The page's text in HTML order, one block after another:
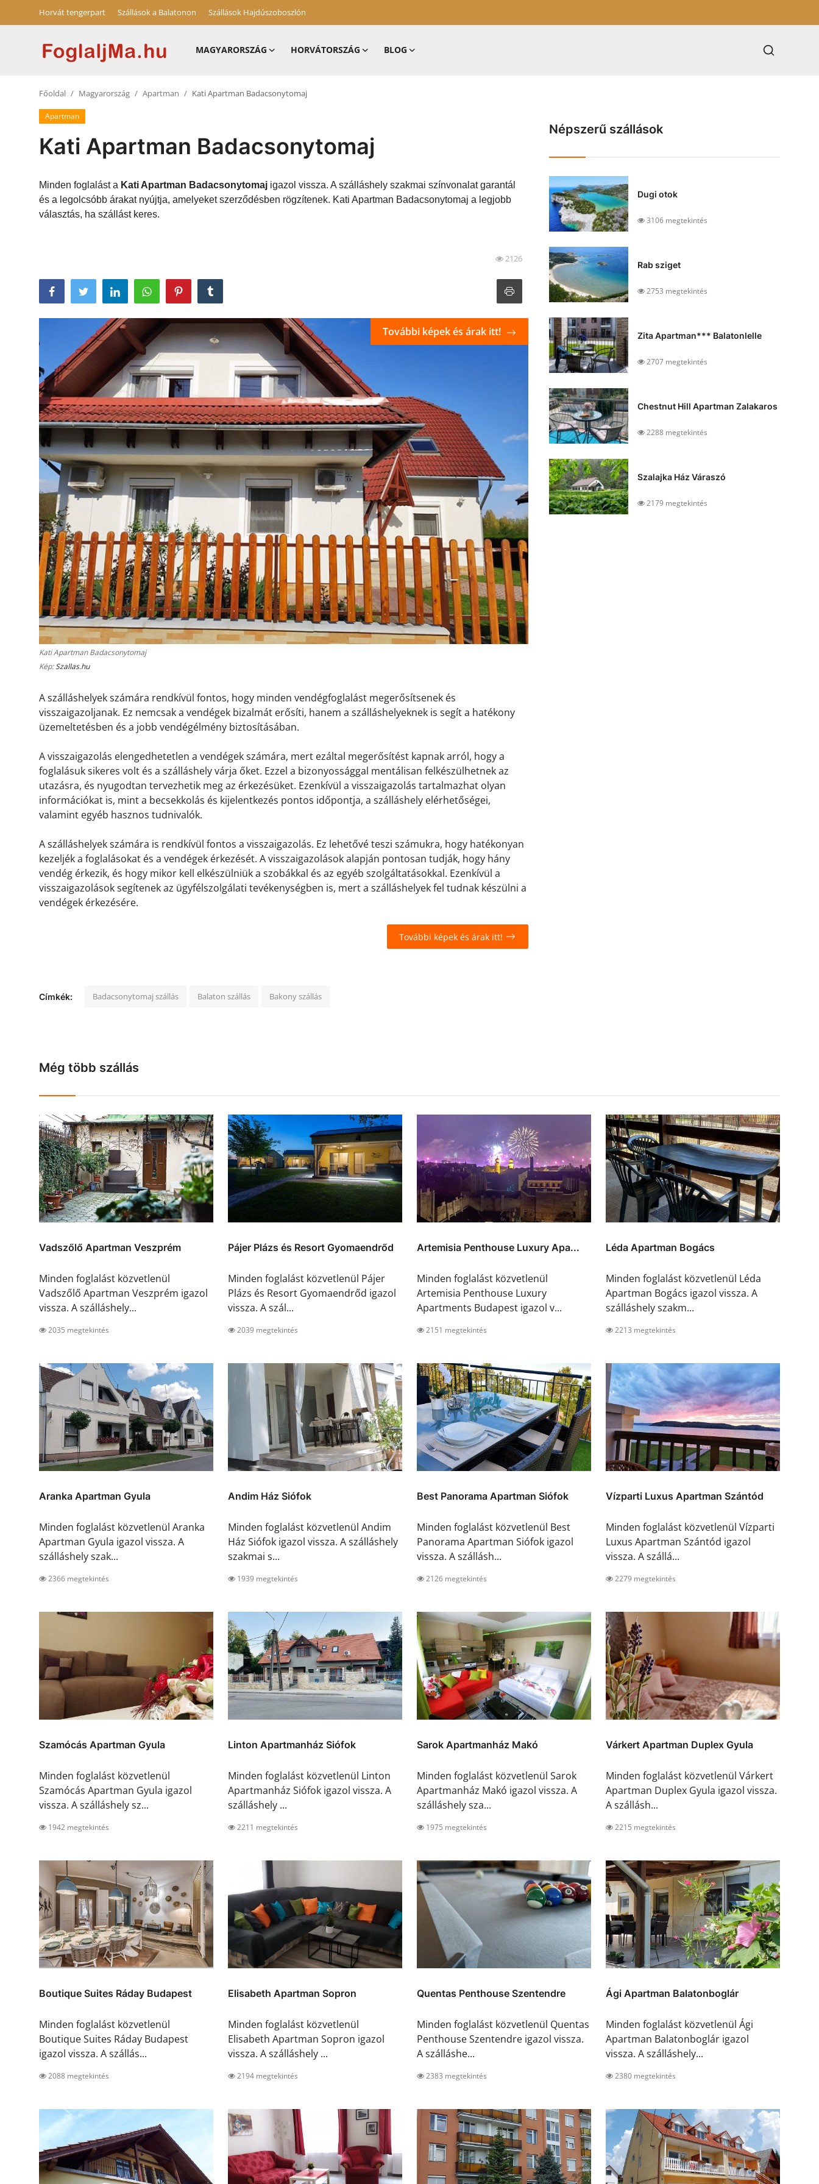
Horvát tengerpart Szállások a Balatonon Szállások Hajdúszoboszlón
MAGYARORSZÁG HORVÁTORSZÁG BLOG
Szállások a Balatonon
Szállások Hajdúszoboszlón
Főoldal Magyarország Apartman Kati Apartman Badacsonytomaj
Apartman
Kati Apartman Badacsonytomaj
Minden foglalást a Kati Apartman Badacsonytomaj igazol vissza. A szálláshely szakmai színvonalat garantál
és a legolcsóbb árakat nyújtja, amelyeket szerződésben rögzítenek. Kati Apartman Badacsonytomaj a legjobb
választás, ha szállást keres.
2126
Kati Apartman Badacsonytomaj
Kép:Szallas.hu
További képek és árak itt!
A szálláshelyek számára rendkívül fontos, hogy minden vendégfoglalást megerősítsenek és
visszaigazoljanak. Ez nemcsak a vendégek bizalmát erősíti, hanem a szálláshelyeknek is segít a hatékony
üzemeltetésben és a jobb vendégélmény biztosításában.
A visszaigazolás elengedhetetlen a vendégek számára, mert ezáltal megerősítést kapnak arról, hogy a
foglalásuk sikeres volt és a szálláshely várja őket. Ezzel a bizonyossággal mentálisan felkészülhetnek az
utazásra, és nyugodtan tervezhetik meg az érkezésüket. Ezenkívül a visszaigazolás tartalmazhat olyan
információkat is, mint a becsekkolás és kijelentkezés pontos időpontja, a szálláshely elérhetőségei,
valamint egyéb hasznos tudnivalók.
A szálláshelyek számára is rendkívül fontos a visszaigazolás. Ez lehetővé teszi számukra, hogy hatékonyan
kezeljék a foglalásokat és a vendégek érkezését. A visszaigazolások alapján pontosan tudják, hogy hány
vendég érkezik, és hogy mikor kell elkészülniük a szobákkal és az egyéb szolgáltatásokkal. Ezenkívül a
visszaigazolások segítenek az ügyfélszolgálati tevékenységben is, mert a szálláshelyek fel tudnak készülni a
vendégek érkezésére.
További képek és árak itt!
Címkék: Badacsonytomaj szállás Balaton szállás Bakony szállás
Népszerű szállások
Dugi otok
3106 megtekintés
Rab sziget
2753 megtekintés
Zita Apartman*** Balatonlelle
2707 megtekintés
Chestnut Hill Apartman Zalakaros
2288 megtekintés
Szalajka Ház Váraszó
2179 megtekintés
Még több szállás
Vadszőlő Apartman Veszprém
Minden foglalást közvetlenül
Vadszőlő Apartman Veszprém igazol
vissza. A szálláshely...
2035 megtekintés
Pájer Plázs és Resort Gyomaendrőd
Minden foglalást közvetlenül Pájer
Plázs és Resort Gyomaendrőd igazol
vissza. A szál...
2039 megtekintés
Artemisia Penthouse Luxury Apa...
Minden foglalást közvetlenül
Artemisia Penthouse Luxury
Apartments Budapest igazol v...
2151 megtekintés
Léda Apartman Bogács
Minden foglalást közvetlenül Léda
Apartman Bogács igazol vissza. A
szálláshely szakm...
2213 megtekintés
Aranka Apartman Gyula
Minden foglalást közvetlenül Aranka
Apartman Gyula igazol vissza. A
szálláshely szak...
2366 megtekintés
Andim Ház Siófok
Minden foglalást közvetlenül Andim
Ház Siófok igazol vissza. A szálláshely
szakmai s...
1939 megtekintés
Best Panorama Apartman Siófok
Minden foglalást közvetlenül Best
Panorama Apartman Siófok igazol
vissza. A szállásh...
2126 megtekintés
Vízparti Luxus Apartman Szántód
Minden foglalást közvetlenül Vízparti
Luxus Apartman Szántód igazol
vissza. A szállá...
2279 megtekintés
Szamócás Apartman Gyula
Minden foglalást közvetlenül
Szamócás Apartman Gyula igazol
vissza. A szálláshely sz...
1942 megtekintés
Linton Apartmanház Siófok
Minden foglalást közvetlenül Linton
Apartmanház Siófok igazol vissza. A
szálláshely ...
2211 megtekintés
Sarok Apartmanház Makó
Minden foglalást közvetlenül Sarok
Apartmanház Makó igazol vissza. A
szálláshely sza...
1975 megtekintés
Várkert Apartman Duplex Gyula
Minden foglalást közvetlenül Várkert
Apartman Duplex Gyula igazol vissza.
A szállásh...
2215 megtekintés
Boutique Suites Ráday Budapest
Minden foglalást közvetlenül
Boutique Suites Ráday Budapest
igazol vissza. A szállás...
2088 megtekintés
Elisabeth Apartman Sopron
Minden foglalást közvetlenül
Elisabeth Apartman Sopron igazol
vissza. A szálláshely ...
2194 megtekintés
Quentas Penthouse Szentendre
Minden foglalást közvetlenül Quentas
Penthouse Szentendre igazol vissza.
A szálláshe...
2383 megtekintés
Ági Apartman Balatonboglár
Minden foglalást közvetlenül Ági
Apartman Balatonboglár igazol
vissza. A szálláshely...
2380 megtekintés